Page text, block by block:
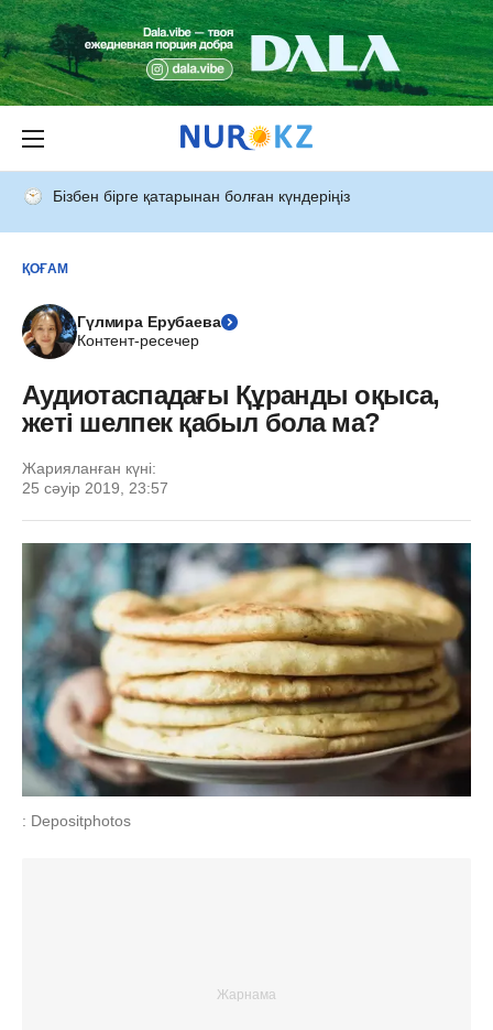
Бізбен бірге қатарынан болған күндеріңіз
ҚОҒАМ
Гүлмира Ерубаева
Контент-ресечер
Аудиотаспадағы Құранды оқыса,
жеті шелпек қабыл бола ма?
Жарияланған күні:
25 сәуір 2019, 23:57
: Depositphotos